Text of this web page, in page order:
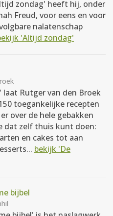
zondag' heeft hij, onder
Freud, voor eens en voor
nalatenschap
'Altijd zondag'
laat Rutger van den Broek
toegankelijke recepten
over de hele gebakken
dat zelf thuis kunt doen:
en cakes tot aan
bekijk 'De
bijbel